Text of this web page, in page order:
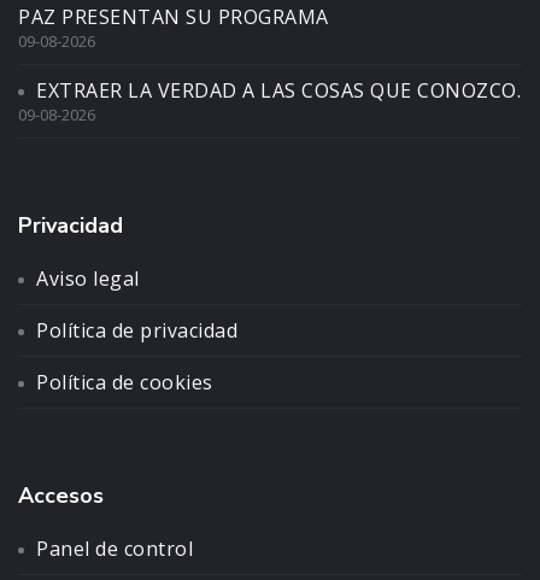
PAZ PRESENTAN SU PROGRAMA
09-08-2026
EXTRAER LA VERDAD A LAS COSAS QUE CONOZCO.
09-08-2026
Privacidad
Aviso legal
Política de privacidad
Política de cookies
Accesos
Panel de control